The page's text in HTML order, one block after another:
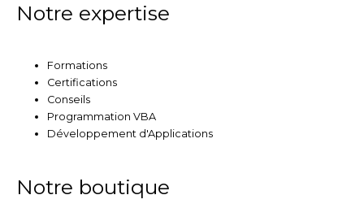
Notre expertise
Formations
Certifications
Conseils
Programmation VBA
Développement d'Applications
Notre boutique